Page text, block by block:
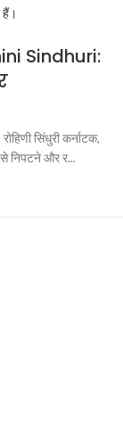
Sindhuri:
सिंधुरी कर्नाटक,
से निपटने और र...